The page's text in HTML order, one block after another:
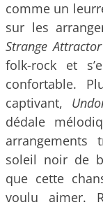
comme un
sur les
Strange Attractor
folk-rock et
confortable.
captivant,
dédale
arrangements
soleil noir de
que cette
voulu aimer.